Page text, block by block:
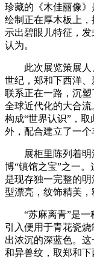
珍藏的《木佳丽像
绘制正在厚木板上
示出碧眼儿特征，
认为。
此次展览策展人
世纪，郑和下西洋
联系正在一路，沉
全球近代化的大合流
构成“世界认识”，
外，配合建立了一个
展柜里陈列着明
博“镇馆之宝”之一
是现存独一完整的
型漂亮，纹饰精美，
“苏麻离青”是一
引入便用于青花瓷
出浓沉的深蓝色。
和异兽纹，取郑和